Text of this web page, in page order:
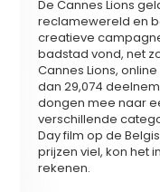
De Cannes Lions
reclamewereld en
creatieve
badstad vond, net
Cannes Lions,
dan 29,074
dongen mee naar
verschillende
Day film op de
prijzen viel, kon het
rekenen.